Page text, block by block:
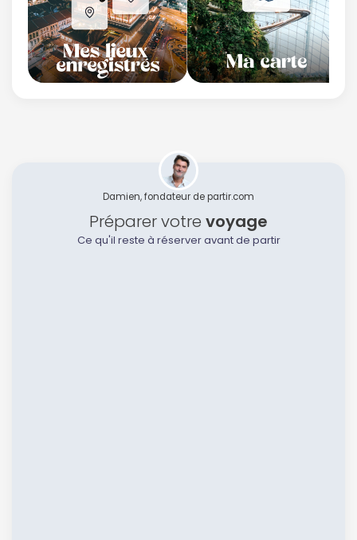
Damien, fondateur de partir.com
Préparer votre voyage
Ce qu'il reste à réserver avant de partir